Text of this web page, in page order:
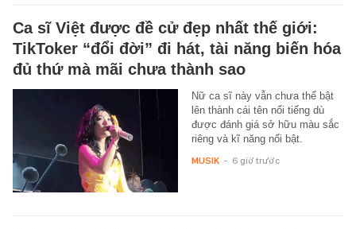
Ca sĩ Việt được đề cử đẹp nhất thế giới:
TikToker “đổi đời” đi hát, tài năng biến hóa
đủ thứ mà mãi chưa thành sao
Nữ ca sĩ này vẫn chưa thể bật
lên thành cái tên nổi tiếng dù
được đánh giá sở hữu màu sắc
riêng và kĩ năng nổi bật.
MUSIK - 6 giờ trước